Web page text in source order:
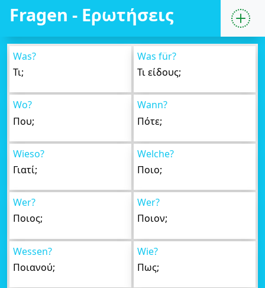
Fragen - Ερωτήσεις
Was?
Τι;
Was für?
Τι είδους;
Wo?
Που;
Wann?
Πότε;
Wieso?
Γιατί;
Welche?
Ποιο;
Wer?
Ποιος;
Wer?
Ποιον;
Wessen?
Ποιανού;
Wie?
Πως;